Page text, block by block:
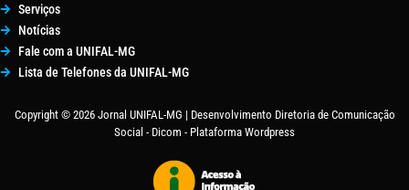
Serviços
Notícias
Fale com a UNIFAL-MG
Lista de Telefones da UNIFAL-MG
Copyright © 2026 Jornal UNIFAL-MG | Desenvolvimento Diretoria de Comunicação
Social - Dicom - Plataforma Wordpress